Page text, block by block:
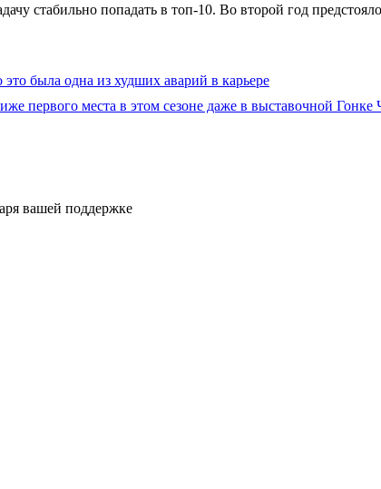
стабильно попадать в топ-10. Во второй год
была одна из худших аварий в карьере
первого места в этом сезоне даже в выставочной Гонке
вашей поддержке